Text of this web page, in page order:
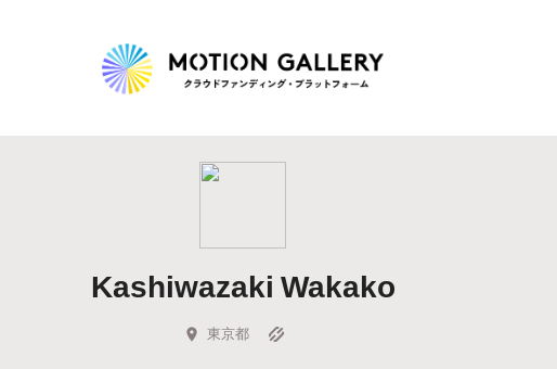
Highlight
Feature
キュレーターから探す
Kashiwazaki Wakako
東京都